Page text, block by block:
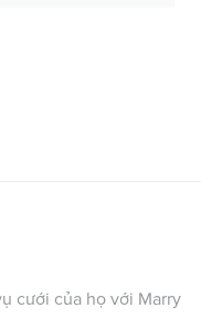
cưới của họ với Marry